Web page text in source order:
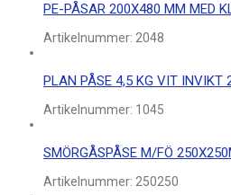
PE-PÅSAR 200X480 MM MED
Artikelnummer: 2048
PLAN PÅSE 4,5 KG VIT
Artikelnummer: 1045
SMÖRGÅSPÅSE M/FÖ
Artikelnummer: 250250